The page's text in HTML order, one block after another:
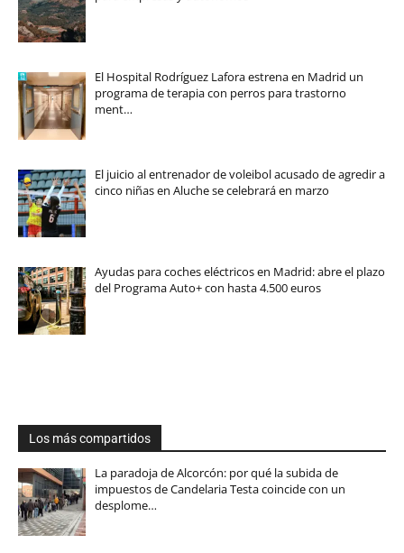
El Hospital Rodríguez Lafora estrena en Madrid un
programa de terapia con perros para trastorno
ment…
El juicio al entrenador de voleibol acusado de agredir a
cinco niñas en Aluche se celebrará en marzo
Ayudas para coches eléctricos en Madrid: abre el plazo
del Programa Auto+ con hasta 4.500 euros
Los más compartidos
La paradoja de Alcorcón: por qué la subida de
impuestos de Candelaria Testa coincide con un
desplome…